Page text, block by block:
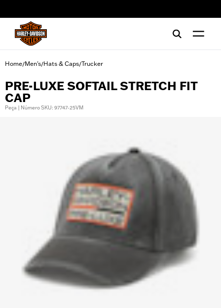
Home/Men's/Hats & Caps/Trucker
PRE-LUXE SOFTAIL STRETCH FIT
CAP
Peça | Número SKU: 97747-25VM